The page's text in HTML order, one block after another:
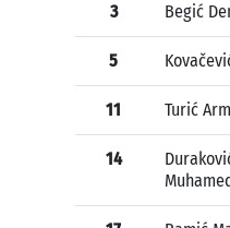
3 Begić
5
11 Turić
14